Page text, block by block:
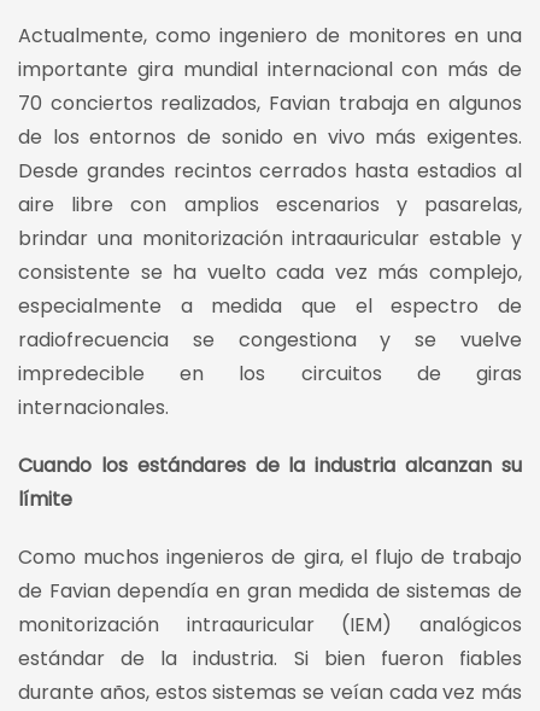
Actualmente, como ingeniero de monitores en una
importante gira mundial internacional con más de
70 conciertos realizados, Favian trabaja en algunos
de los entornos de sonido en vivo más exigentes.
Desde grandes recintos cerrados hasta estadios al
aire libre con amplios escenarios y pasarelas,
brindar una monitorización intraauricular estable y
consistente se ha vuelto cada vez más complejo,
especialmente a medida que el espectro de
radiofrecuencia se congestiona y se vuelve
impredecible en los circuitos de giras
internacionales.
Cuando los estándares de la industria alcanzan su
límite
Como muchos ingenieros de gira, el flujo de trabajo
de Favian dependía en gran medida de sistemas de
monitorización intraauricular (IEM) analógicos
estándar de la industria. Si bien fueron fiables
durante años, estos sistemas se veían cada vez más